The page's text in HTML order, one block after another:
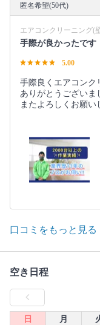
匿名希望(50代)
エアコンクリーニング(
手際が良かったです
5.00
手際良くエアコンク
ありがとうございま
またよろしくお願い
口コミをもっと見る
空き日程
日 月